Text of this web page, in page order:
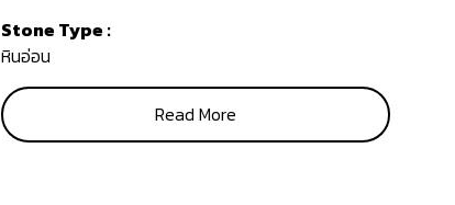
Stone Type :
หินอ่อน
Read More